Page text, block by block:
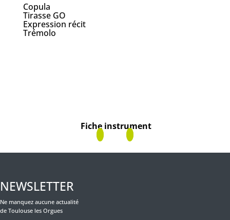
Copula
Tirasse GO
Expression récit
Trémolo
Fiche instrument
NEWSLETTER
Ne manquez aucune actualité
de Toulouse les Orgues